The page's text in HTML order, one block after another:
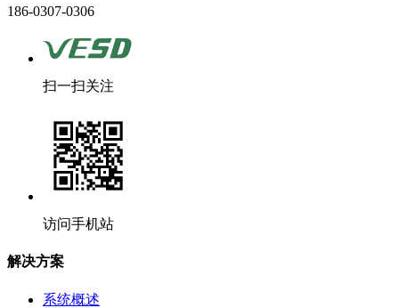
186-0307-0306
扫一扫关注
访问手机站
解决方案
系统概述